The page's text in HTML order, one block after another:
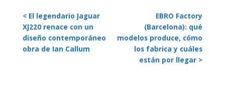
< El legendario Jaguar
XJ220 renace con un
diseño contemporáneo
obra de Ian Callum
EBRO Factory
(Barcelona): qué
modelos produce, cómo
los fabrica y cuáles
están por llegar >